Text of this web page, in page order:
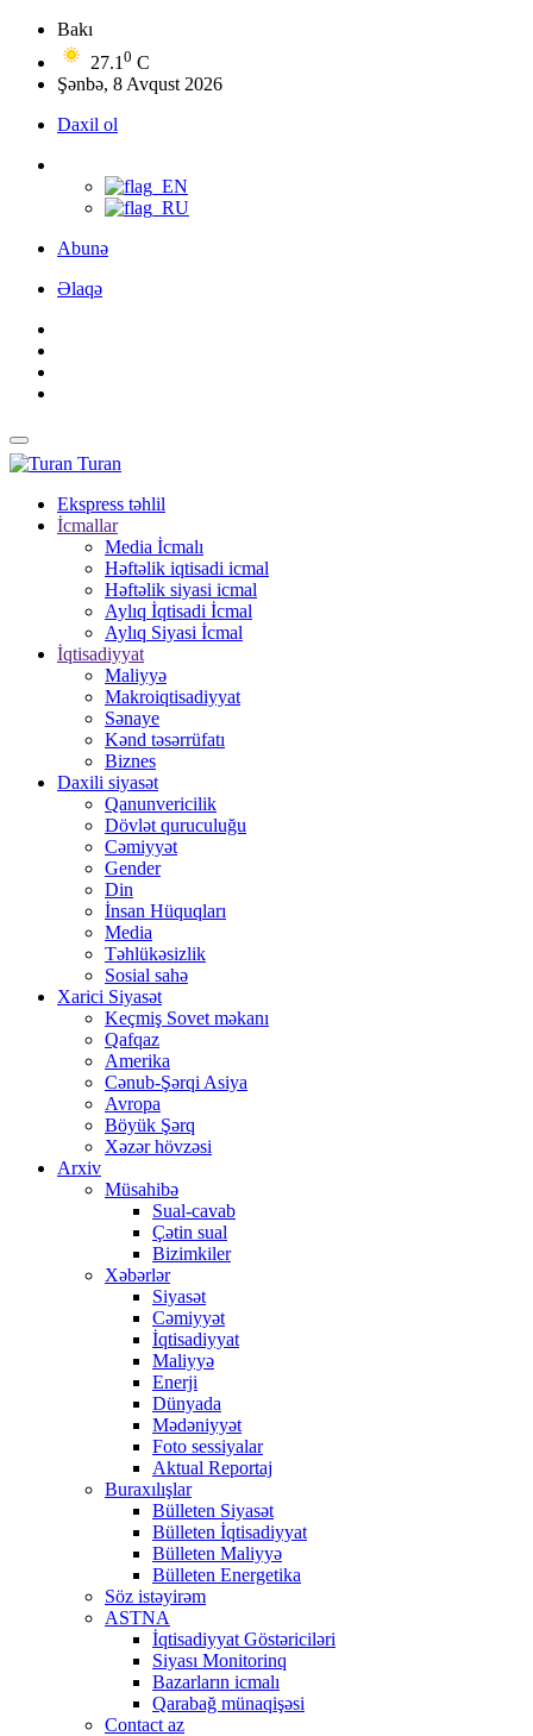
Bakı
27.1 0 C
Şənbə, 8 Avqust 2026
Daxil ol
Abunə
Əlaqə
Turan
Ekspress təhlil
İcmallar
Media İcmalı
Həftəlik iqtisadi icmal
Həftəlik siyasi icmal
Aylıq İqtisadi İcmal
Aylıq Siyasi İcmal
İqtisadiyyat
Maliyyə
Makroiqtisadiyyat
Sənaye
Kənd təsərrüfatı
Biznes
Daxili siyasət
Qanunvericilik
Dövlət quruculuğu
Cəmiyyət
Gender
Din
İnsan Hüquqları
Media
Təhlükəsizlik
Sosial sahə
Xarici Siyasət
Keçmiş Sovet məkanı
Qafqaz
Amerika
Cənub-Şərqi Asiya
Avropa
Böyük Şərq
Xəzər hövzəsi
Arxiv
Müsahibə
Sual-cavab
Çətin sual
Bizimkiler
Xəbərlər
Siyasət
Cəmiyyət
İqtisadiyyat
Maliyyə
Enerji
Dünyada
Mədəniyyət
Foto sessiyalar
Aktual Reportaj
Buraxılışlar
Bülleten Siyasət
Bülleten İqtisadiyyat
Bülleten Maliyyə
Bülleten Energetika
Söz istəyirəm
ASTNA
İqtisadiyyat Göstəriciləri
Siyası Monitorinq
Bazarların icmalı
Qarabağ münaqişəsi
Contact az